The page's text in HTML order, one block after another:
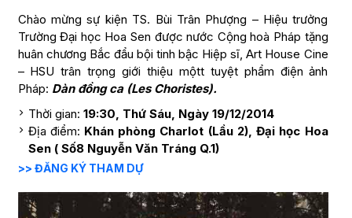
Chào mừng sự kiện TS. Bùi Trân Phượng – Hiệu trưởng
Trường Đại học Hoa Sen được nước Cộng hoà Pháp tặng
huân chương Bắc đẩu bội tinh bậc Hiệp sĩ, Art House Cine
– HSU trân trọng giới thiệu mộtt tuyệt phẩm điện ảnh
Pháp: Dàn đồng ca (Les Choristes).
Thời gian: 19:30, Thứ Sáu, Ngày 19/12/2014
Địa điểm: Khán phòng Charlot (Lầu 2), Đại học Hoa
Sen ( Số8 Nguyễn Văn Tráng Q.1)
​>> ĐĂNG KÝ THAM DỰ